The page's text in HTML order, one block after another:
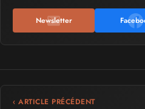
Newsletter
‹ ARTICLE PRÉCÉDENT